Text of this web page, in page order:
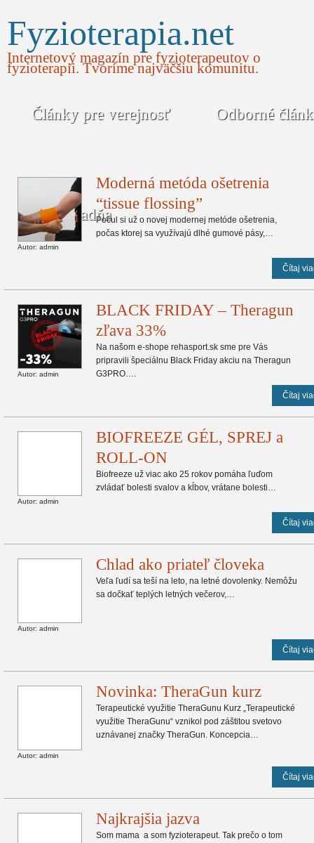
Fyzioterapia.net
Internetový magazín pre fyzioterapeutov o
fyzioterapii. Tvoríme najväčšiu komunitu.
Články pre verejnosť Odborné
Poradňa
Autor: admin
Moderná metóda ošetrenia
“tissue flossing”
Počul si už o novej modernej metóde ošetrenia,
počas ktorej sa využívajú dlhé gumové pásy,…
Čítaj
Autor: admin
BLACK FRIDAY – Theragun
zľava 33%
Na našom e-shope rehasport.sk sme pre Vás
pripravili špeciálnu Black Friday akciu na Theragun
G3PRO….
Čítaj
Autor: admin
BIOFREEZE GÉL, SPREJ a
ROLL-ON
Biofreeze už viac ako 25 rokov pomáha ľuďom
zvládať bolesti svalov a kĺbov, vrátane bolesti…
Čítaj
Autor: admin
Chlad ako priateľ človeka
Veľa ľudí sa teší na leto, na letné dovolenky. Nemôžu
sa dočkať teplých letných večerov,…
Čítaj
Autor: admin
Novinka: TheraGun kurz
Terapeutické využitie TheraGunu Kurz „Terapeutické
využitie TheraGunu“ vznikol pod záštitou svetovo
uznávanej značky TheraGun. Koncepcia…
Čítaj
Najkrajšia jazva
Som mama a som fyzioterapeut. Tak prečo o tom